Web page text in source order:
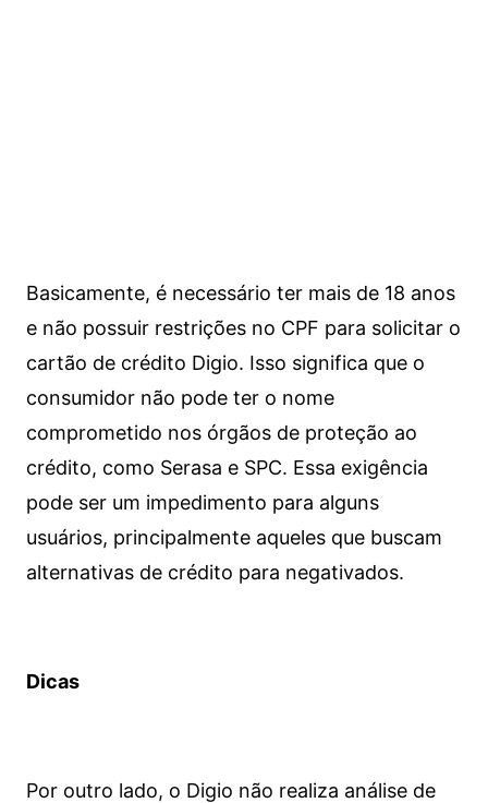
Basicamente, é necessário ter mais de 18 anos
e não possuir restrições no CPF para solicitar o
cartão de crédito Digio. Isso significa que o
consumidor não pode ter o nome
comprometido nos órgãos de proteção ao
crédito, como Serasa e SPC. Essa exigência
pode ser um impedimento para alguns
usuários, principalmente aqueles que buscam
alternativas de crédito para negativados.
Dicas
Por outro lado, o Digio não realiza análise de